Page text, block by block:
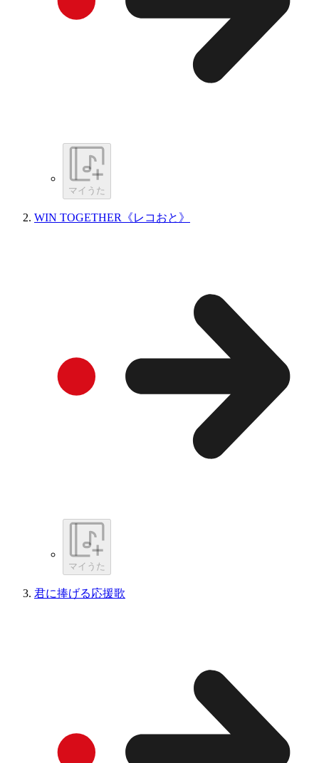
マイうた
WIN TOGETHER《レコおと》
マイうた
君に捧げる応援歌